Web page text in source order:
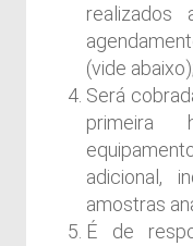
realizados
(vide abaixo);
Será
primeira
adicional,
amostras
É de